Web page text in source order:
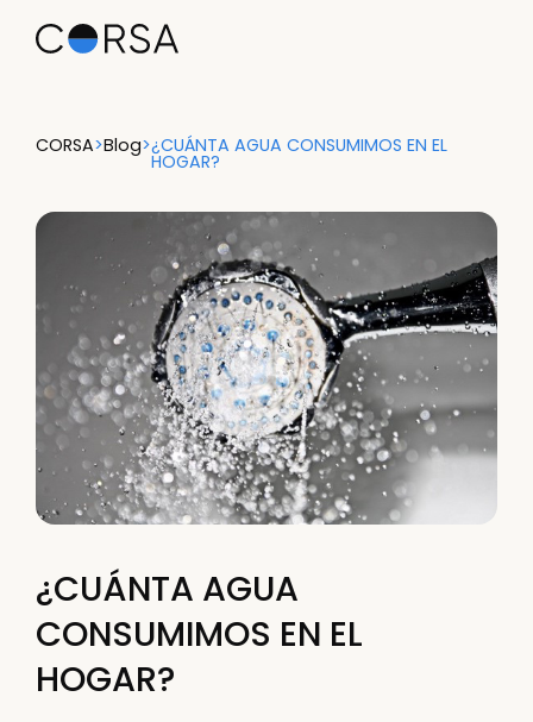
CORSA>Blog>¿CUÁNTA AGUA CONSUMIMOS EN EL
HOGAR?
¿CUÁNTA AGUA
CONSUMIMOS EN EL
HOGAR?